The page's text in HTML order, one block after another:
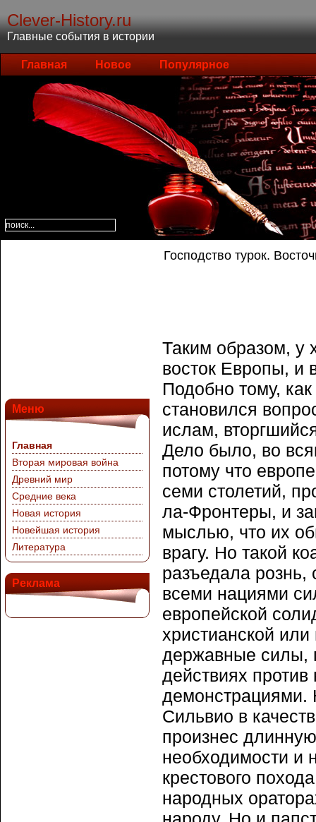
Clever-History.ru
Главные события в истории
Главная Новое Популярное
Меню
Главная
Вторая мировая война
Древний мир
Средние века
Новая история
Новейшая история
Литература
Реклама
Господство турок.
Таким образом, у
восток Европы, и
Подобно тому,
становился
ислам,
Дело было, во
потому что
семи столетий,
ла-Фронтеры, и
мыслью, что их
врагу. Но такой
разъедала
всеми нациями
европейской
христианской
державные силы,
действиях
демонстрациями.
Сильвио в
произнес
необходимости и
крестового
народных